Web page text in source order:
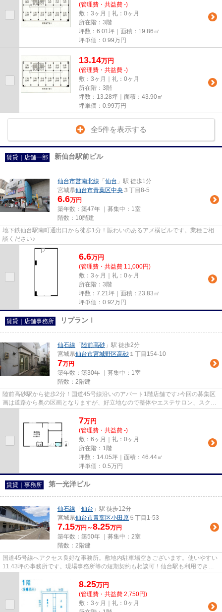
(管理費・共益費 -)
敷：3ヶ月｜礼：0ヶ月
所在階：3階
坪数：6.01坪｜面積：19.86㎡
坪単価： 0.99万円
13.14万円
(管理費・共益費 -)
敷：3ヶ月｜礼：0ヶ月
所在階：3階
坪数：13.28坪｜面積：43.90㎡
坪単価： 0.99万円
全5件を表示する
賃貸｜店舗一部 新仙台駅前ビル
仙台市営南北線 「 仙台 」駅 徒歩1分
宮城県仙台市青葉区中央 ３丁目8-5
6.6万円
築年数：築47年 ｜募集中： 1室
階数：10階建
地下鉄仙台駅南町通出口から徒歩1分！賑わいのあるアメ横ビルです。業種ご相
談ください♪
6.6万円
(管理費・共益費 11,000円)
敷：3ヶ月｜礼：0ヶ月
所在階：3階
坪数：7.21坪｜面積：23.83㎡
坪単価： 0.92万円
賃貸｜店舗事務所 リプランⅠ
仙石線 「 陸前高砂 」駅 徒歩2分
宮城県仙台市宮城野区高砂 １丁目154-10
7万円
築年数：築30年 ｜募集中： 1室
階数：2階建
陸前高砂駅から徒歩2分！国道45号線沿いのアパート1階店舗です♪今回の募集区
画は道路から奥の区画となりますが、好立地なので整体やエステサロン、スクー
7万円
(管理費・共益費 -)
敷：6ヶ月｜礼：0ヶ月
所在階：1階
坪数：14.05坪｜面積：46.44㎡
坪単価： 0.5万円
賃貸｜事務所 第一光洋ビル
仙石線 「 仙台 」駅 徒歩12分
宮城県仙台市青葉区小田原 ５丁目1-53
7.15万円～8.25万円
築年数：築50年 ｜募集中： 2室
階数：2階建
国道45号線へアクセス良好な事務所。敷地内駐車場空きございます。使いやすい
11.43坪の事務所です。現場事務所等の短期契約も相談可！仙台駅も利用できま
8.25万円
(管理費・共益費 2,750円)
敷：3ヶ月｜礼：0ヶ月